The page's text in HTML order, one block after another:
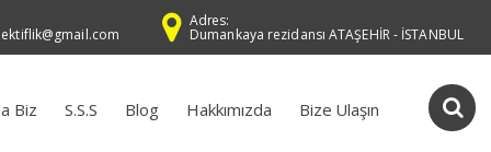
Adres:
Dumankaya rezidansı ATAŞEHİR - İSTANBUL
Biz S.S.S Blog Hakkımızda Bize Ulaşın